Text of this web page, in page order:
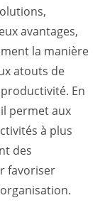
avantages,
la manière
atouts de
En
permet aux
à plus
des
favoriser